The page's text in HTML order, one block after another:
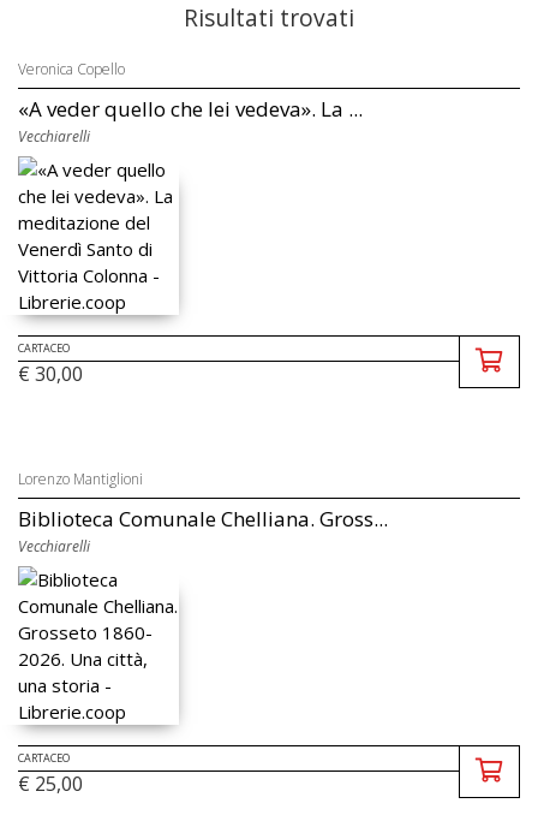
Risultati trovati
Veronica Copello
«A veder quello che lei vedeva». La ...
Vecchiarelli
CARTACEO
€ 30,00
Lorenzo Mantiglioni
Biblioteca Comunale Chelliana. Gross...
Vecchiarelli
CARTACEO
€ 25,00